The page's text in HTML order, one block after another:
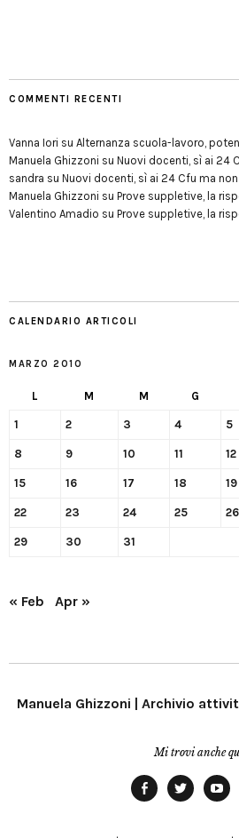
COMMENTI RECENTI
Vanna Iori su Alternanza scuola-lavoro,
Manuela Ghizzoni su Nuovi docenti, sì ai 24
sandra su Nuovi docenti, sì ai 24 Cfu ma
Manuela Ghizzoni su Prove suppletive, la
Valentino Amadio su Prove suppletive, la
CALENDARIO ARTICOLI
MARZO 2010
L M M G
1 2 3 4 5
8 9 10 11 12
15 16 17 18 19
22 23 24 25 26
29 30 31
« Feb Apr »
Manuela Ghizzoni | Archivio
Mi trovi anche